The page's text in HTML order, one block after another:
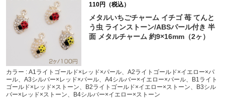
110円（税込）
メタルいちごチャーム イチゴ 苺 てんと
う虫 ラインストーン/ABSパール付き 半
面 メタルチャーム 約9×16mm（2ヶ）
カラー : A1ライトゴールド×レッド×パール、A2ライトゴールド×イエロー×パ
ール、A3シルバー×レッド×パール、A4シルバー×イエロー×パール、B1ライト
ゴールド×レッド×ストーン、B2ライトゴールド×イエロー×ストーン、B3シル
バー×レッド×ストーン、B4シルバー×イエロー×ストーン